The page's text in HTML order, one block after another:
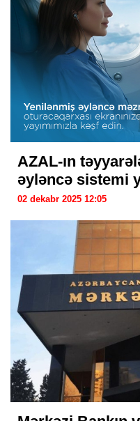
AZAL-ın
əyləncə sistemi
02 dekabr 2025 12:05